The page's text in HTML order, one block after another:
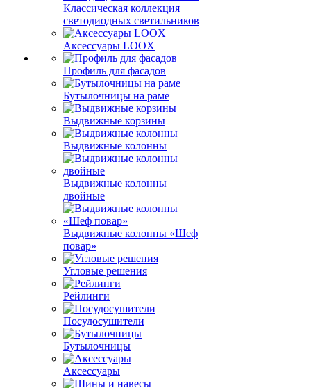
Классическая коллекция
светодиодных светильников
Аксессуары LOOX
Профиль для фасадов
Бутылочницы на раме
Выдвижные корзины
Выдвижные колонны
Выдвижные колонны
двойные
Bыдвижные колонны «Шеф
повар»
Угловые решения
Рейлинги
Посудосушители
Бутылочницы
Аксессуары